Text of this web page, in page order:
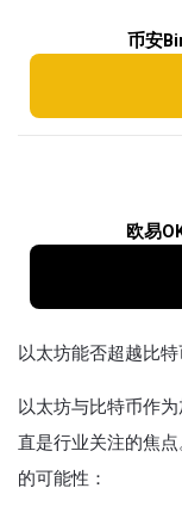
币安
欧易
以太坊能否超越比
以太坊与比特币作
直是行业关注的焦
的可能性：